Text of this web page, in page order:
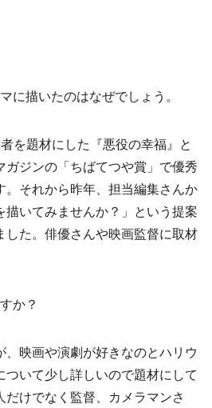
に描いたのはなぜでしょう。
を題材にした『悪役の幸福』と
ガジンの「ちばてつや賞」で優秀
。それから昨年、担当編集さんか
描いてみませんか？」という提案
した。俳優さんや映画監督に取材
か？
映画や演劇が好きなのとハリウ
ついて少し詳しいので題材にして
けでなく監督、カメラマンさ